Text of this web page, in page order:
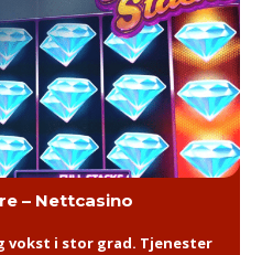
– Nettcasino
vokst i stor grad. Tjenester